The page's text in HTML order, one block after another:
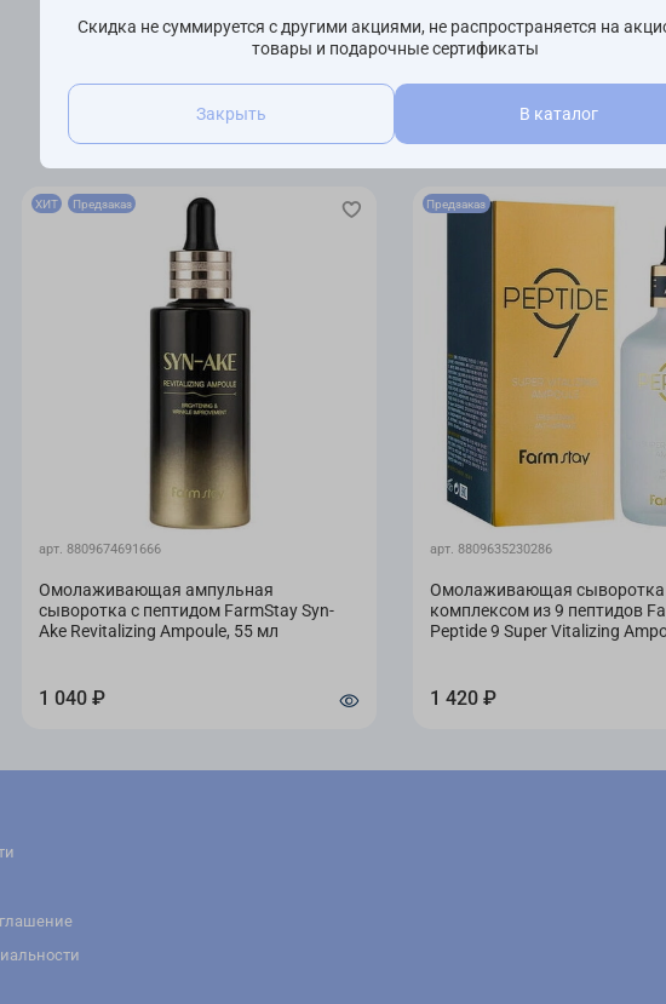
Эти
они
новых
кожи,
Нанести
Gellan
Stearate,
ХИТ Предзаказ
арт. 8809674691666
Омолаживающая ампульная
сыворотка с пептидом FarmStay Syn-
Ake Revitalizing Ampoule, 55 мл
1 040 ₽
Предзаказ
арт. 8809635230286
Омолаживающая сыворотка
комплексом из 9 пептидов
Peptide 9 Super Vitalizing
1 420 ₽
Скидка не суммируется с другими акциями, не распространяется на
товары и подарочные сертификаты
Закрыть В каталог